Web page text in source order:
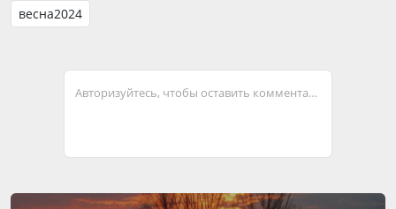
весна2024
Авторизуйтесь, чтобы оставить комментарий